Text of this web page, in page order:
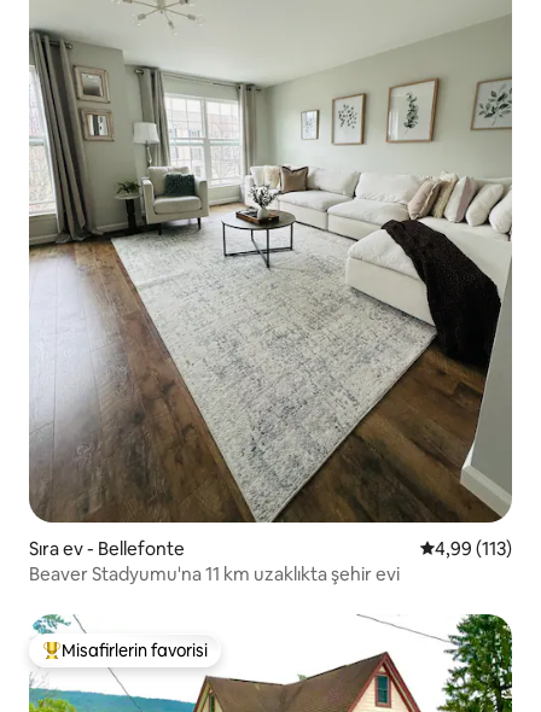
Sıra ev - Bellefonte 5 üzerinden
4,99 (113)
Beaver Stadyumu'na 11 km uzaklıkta şehir evi
Misafirlerin favorilerinden en beğenilenler arasında
Misafirlerin favorisi